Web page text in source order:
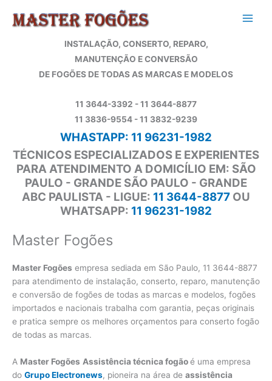
para
INSTALAÇÃO, CONSERTO, REPARO,
MANUTENÇÃO E CONVERSÃO
DE FOGÕES DE TODAS AS MARCAS E MODELOS
11 3644-3392 - 11 3644-8877
11 3836-9554 - 11 3832-9239
WHASTAPP: 11 96231-1982
TÉCNICOS ESPECIALIZADOS E EXPERIENTES
PARA ATENDIMENTO A DOMICÍLIO EM: SÃO
PAULO - GRANDE SÃO PAULO - GRANDE
ABC PAULISTA - LIGUE: 11 3644-8877 OU
WHATSAPP: 11 96231-1982
Master Fogões
Master Fogões empresa sediada em São Paulo, 11 3644-8877
para atendimento de instalação, conserto, reparo, manutenção
e conversão de fogões de todas as marcas e modelos, fogões
importados e nacionais trabalha com garantia, peças originais
e pratica sempre os melhores orçamentos para conserto fogão
de todas as marcas.
A Master Fogões Assistência técnica fogãoé uma empresa
do Grupo Electronews, pioneira na área de assistência